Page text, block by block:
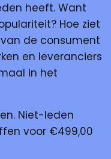
heeft. Want
Hoe ziet
de consument
en leveranciers
in het
Niet-leden
voor €499,00